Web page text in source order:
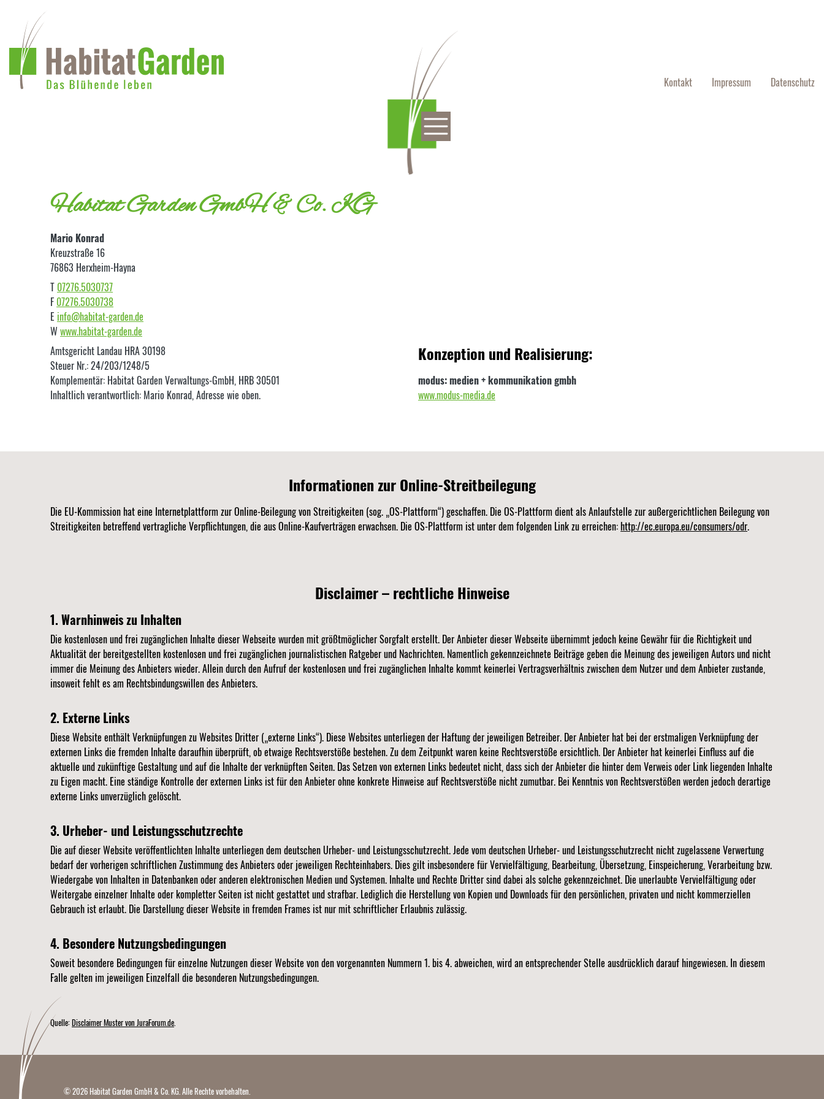
Kontakt Impressum Datenschutz
Habitat Garden GmbH & Co. KG
Mario Konrad
Kreuzstraße 16
76863 Herxheim-Hayna
T 07276.5030737
F 07276.5030738
E info@habitat-garden.de
W www.habitat-garden.de
Amtsgericht Landau HRA 30198
Steuer Nr.: 24/203/1248/5
Komplementär: Habitat Garden Verwaltungs-GmbH, HRB 30501
Inhaltlich verantwortlich: Mario Konrad, Adresse wie oben.
Konzeption und Realisierung:
modus: medien + kommunikation gmbh
www.modus-media.de
Informationen zur Online-Streitbeilegung
Die EU-Kommission hat eine Internetplattform zur Online-Beilegung von Streitigkeiten (sog. „OS-Plattform“) geschaffen. Die OS-Plattform dient als Anlaufstelle zur außergerichtlichen Beilegung von
Streitigkeiten betreffend vertragliche Verpflichtungen, die aus Online-Kaufverträgen erwachsen. Die OS-Plattform ist unter dem folgenden Link zu erreichen: http://ec.europa.eu/consumers/odr.
Disclaimer – rechtliche Hinweise
1. Warnhinweis zu Inhalten
Die kostenlosen und frei zugänglichen Inhalte dieser Webseite wurden mit größtmöglicher Sorgfalt erstellt. Der Anbieter dieser Webseite übernimmt jedoch keine Gewähr für die Richtigkeit und
Aktualität der bereitgestellten kostenlosen und frei zugänglichen journalistischen Ratgeber und Nachrichten. Namentlich gekennzeichnete Beiträge geben die Meinung des jeweiligen Autors und nicht
immer die Meinung des Anbieters wieder. Allein durch den Aufruf der kostenlosen und frei zugänglichen Inhalte kommt keinerlei Vertragsverhältnis zwischen dem Nutzer und dem Anbieter zustande,
insoweit fehlt es am Rechtsbindungswillen des Anbieters.
2. Externe Links
Diese Website enthält Verknüpfungen zu Websites Dritter („externe Links“). Diese Websites unterliegen der Haftung der jeweiligen Betreiber. Der Anbieter hat bei der erstmaligen Verknüpfung der
externen Links die fremden Inhalte daraufhin überprüft, ob etwaige Rechtsverstöße bestehen. Zu dem Zeitpunkt waren keine Rechtsverstöße ersichtlich. Der Anbieter hat keinerlei Einfluss auf die
aktuelle und zukünftige Gestaltung und auf die Inhalte der verknüpften Seiten. Das Setzen von externen Links bedeutet nicht, dass sich der Anbieter die hinter dem Verweis oder Link liegenden Inhalte
zu Eigen macht. Eine ständige Kontrolle der externen Links ist für den Anbieter ohne konkrete Hinweise auf Rechtsverstöße nicht zumutbar. Bei Kenntnis von Rechtsverstößen werden jedoch derartige
externe Links unverzüglich gelöscht.
3. Urheber- und Leistungsschutzrechte
Die auf dieser Website veröffentlichten Inhalte unterliegen dem deutschen Urheber- und Leistungsschutzrecht. Jede vom deutschen Urheber- und Leistungsschutzrecht nicht zugelassene Verwertung
bedarf der vorherigen schriftlichen Zustimmung des Anbieters oder jeweiligen Rechteinhabers. Dies gilt insbesondere für Vervielfältigung, Bearbeitung, Übersetzung, Einspeicherung, Verarbeitung bzw.
Wiedergabe von Inhalten in Datenbanken oder anderen elektronischen Medien und Systemen. Inhalte und Rechte Dritter sind dabei als solche gekennzeichnet. Die unerlaubte Vervielfältigung oder
Weitergabe einzelner Inhalte oder kompletter Seiten ist nicht gestattet und strafbar. Lediglich die Herstellung von Kopien und Downloads für den persönlichen, privaten und nicht kommerziellen
Gebrauch ist erlaubt. Die Darstellung dieser Website in fremden Frames ist nur mit schriftlicher Erlaubnis zulässig.
4. Besondere Nutzungsbedingungen
Soweit besondere Bedingungen für einzelne Nutzungen dieser Website von den vorgenannten Nummern 1. bis 4. abweichen, wird an entsprechender Stelle ausdrücklich darauf hingewiesen. In diesem
Falle gelten im jeweiligen Einzelfall die besonderen Nutzungsbedingungen.
Quelle:Disclaimer Muster von JuraForum.de.
© 2026 Habitat Garden GmbH & Co. KG. Alle Rechte vorbehalten.